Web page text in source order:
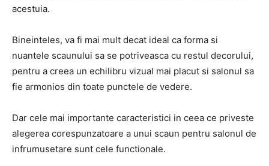
acestuia.
Bineinteles, va fi mai mult decat ideal ca forma si
nuantele scaunului sa se potriveasca cu restul decorului,
pentru a creea un echilibru vizual mai placut si salonul sa
fie armonios din toate punctele de vedere.
Dar cele mai importante caracteristici in ceea ce priveste
alegerea corespunzatoare a unui scaun pentru salonul de
infrumusetare sunt cele functionale.